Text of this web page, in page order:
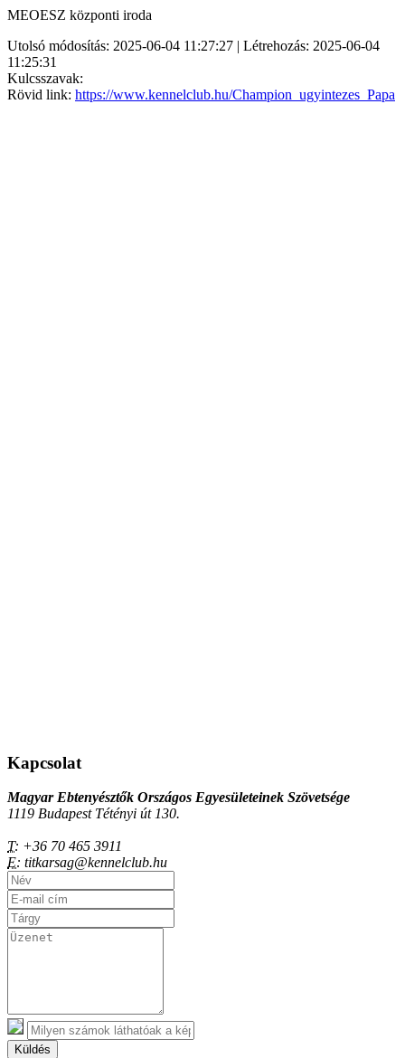
MEOESZ központi iroda
Utolsó módosítás: 2025-06-04 11:27:27 | Létrehozás: 2025-06-04
11:25:31
Kulcsszavak:
Rövid link: https://www.kennelclub.hu/Champion_ugyintezes_Papa
Kapcsolat
Magyar Ebtenyésztők Országos Egyesületeinek Szövetsége
1119 Budapest Tétényi út 130.
T: +36 70 465 3911
E: titkarsag@kennelclub.hu
Küldés